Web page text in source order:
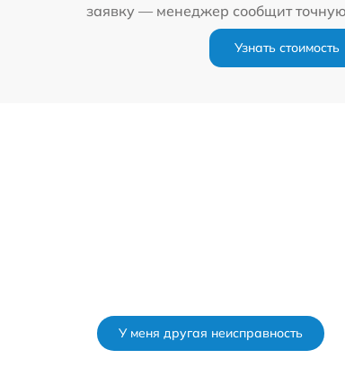
заявку — менеджер сообщит
Узнать стоимость
У меня другая неисправность